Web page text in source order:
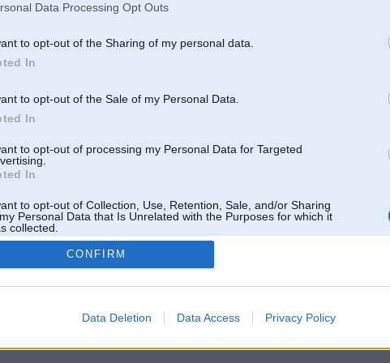
Data Processing Opt Outs
to opt-out of the Sharing of my personal data.
In
to opt-out of the Sale of my Personal Data.
In
to opt-out of processing my Personal Data for Targeted
In
to opt-out of Collection, Use, Retention, Sale, and/or Sharing
Personal Data that Is Unrelated with the Purposes for which it
collected.
Out
CONFIRM
Data Deletion Data Access Privacy Policy
klubs un nav saistīts ar